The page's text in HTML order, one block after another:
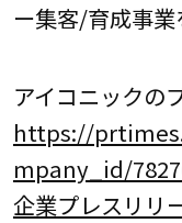
ー集客/育成事業
アイコニックの
https://
mpany_id/
企業プレスリリ